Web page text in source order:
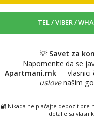
💡 Savet za
Napomenite da se
Apartmani.mk — vlasnici
uslovenašim
🔐 Nikada ne plaćajte depozit pre
detalje sa